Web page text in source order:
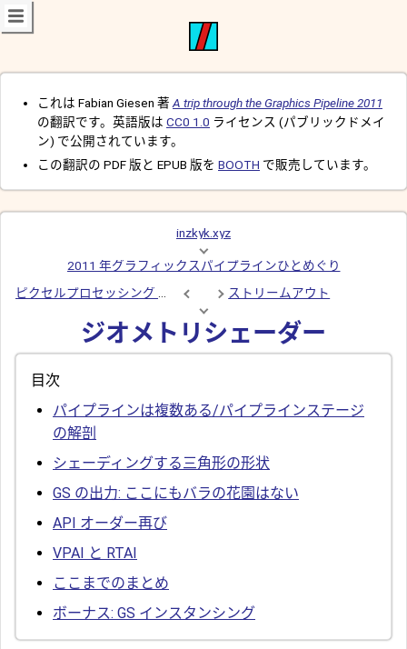
これは Fabian Giesen 著 A trip through the Graphics Pipeline 2011
の翻訳です。英語版は CC0 1.0 ライセンス (パブリックドメイ
ン) で公開されています。
この翻訳の PDF 版と EPUB 版を BOOTH で販売しています。
inzkyk.xyz
2011 年グラフィックスパイプラインひとめぐり
ストリームアウト
ジオメトリシェーダー
目次
パイプラインは複数ある/パイプラインステージ
の解剖
シェーディングする三角形の形状
GS の出力: ここにもバラの花園はない
API オーダー再び
VPAI と RTAI
ここまでのまとめ
ボーナス: GS インスタンシング